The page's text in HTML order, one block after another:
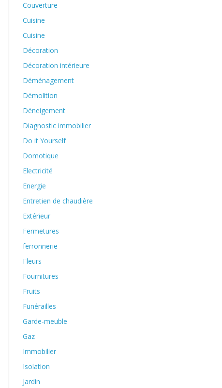
Couverture
Cuisine
Cuisine
Décoration
Décoration intérieure
Déménagement
Démolition
Déneigement
Diagnostic immobilier
Do it Yourself
Domotique
Electricité
Energie
Entretien de chaudière
Extérieur
Fermetures
ferronnerie
Fleurs
Fournitures
Fruits
Funérailles
Garde-meuble
Gaz
Immobilier
Isolation
Jardin